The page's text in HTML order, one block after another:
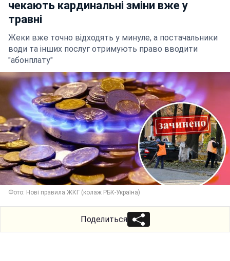
чекають кардинальні зміни вже у
травні
Жеки вже точно відходять у минуле, а постачальники
води та інших послуг отримують право вводити
"абонплату"
Фото: Нові правила ЖКГ (колаж РБК-Україна)
Поделиться